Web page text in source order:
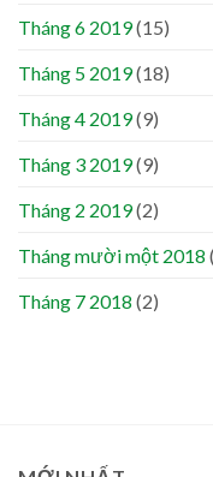
Tháng 6 2019(15)
Tháng 5 2019(18)
Tháng 4 2019(9)
Tháng 3 2019(9)
Tháng 2 2019(2)
Tháng mười một 2018
Tháng 7 2018 (2)